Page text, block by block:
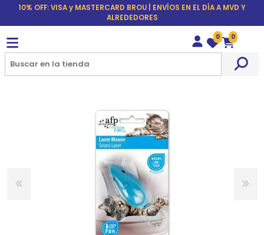
10% OFF: VISA y MASTERCARD BROU | ENVÍOS EN EL DÍA A MVD Y
ALREDEDORES
Wishlist
0
Carrito
0